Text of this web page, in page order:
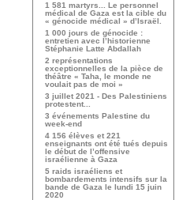
1 581 martyrs... Le personnel
médical de Gaza est la cible du
« génocide médical » d’Israël.
1 000 jours de génocide :
entretien avec l’historienne
Stéphanie Latte Abdallah
2 représentations
exceptionnelles de la pièce de
théâtre « Taha, le monde ne
voulait pas de moi »
3 juillet 2021 - Des Palestiniens
protestent...
3 événements Palestine du
week-end
4 156 élèves et 221
enseignants ont été tués depuis
le début de l’offensive
israélienne à Gaza
5 raids israéliens et
bombardements intensifs sur la
bande de Gaza le lundi 15 juin
2020